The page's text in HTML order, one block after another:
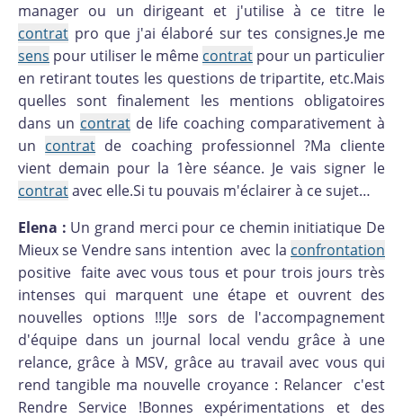
manager ou un dirigeant et j'utilise à ce titre le
contrat pro que j'ai élaboré sur tes consignes.Je me
sens pour utiliser le même contrat pour un particulier
en retirant toutes les questions de tripartite, etc.Mais
quelles sont finalement les mentions obligatoires
dans un contrat de life coaching comparativement à
un contrat de coaching professionnel ?Ma cliente
vient demain pour la 1ère séance. Je vais signer le
contratavec elle.Si tu pouvais m'éclairer à ce sujet…
Elena : Un grand merci pour ce chemin initiatique De
Mieux se Vendre sans intention avec la confrontation
positive faite avec vous tous et pour trois jours très
intenses qui marquent une étape et ouvrent des
nouvelles options !!!Je sors de l'accompagnement
d'équipe dans un journal local vendu grâce à une
relance, grâce à MSV, grâce au travail avec vous qui
rend tangible ma nouvelle croyance : Relancer c'est
Rendre Service !Bonnes expérimentations et des